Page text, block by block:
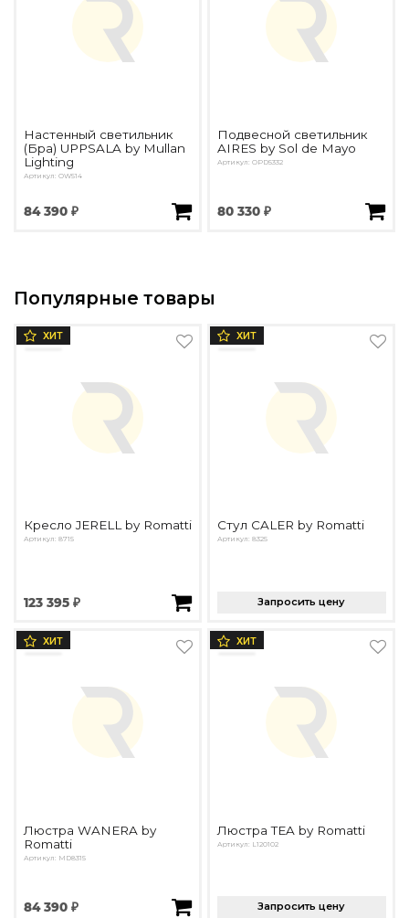
Настенный светильник
(Бра) UPPSALA by Mullan
Lighting
Артикул: OW514
84 390 ₽
Подвесной светильник
AIRES by Sol de Mayo
Артикул: OPD5332
80 330 ₽
Популярные товары
ХИТ
Кресло JERELL by Romatti
Артикул: 8715
123 395 ₽
ХИТ
Стул CALER by Romatti
Артикул: 8325
Запросить цену
ХИТ
Люстра WANERA by
Romatti
Артикул: MD8315
84 390 ₽
ХИТ
Люстра TEA by Romatti
Артикул: L120102
Запросить цену